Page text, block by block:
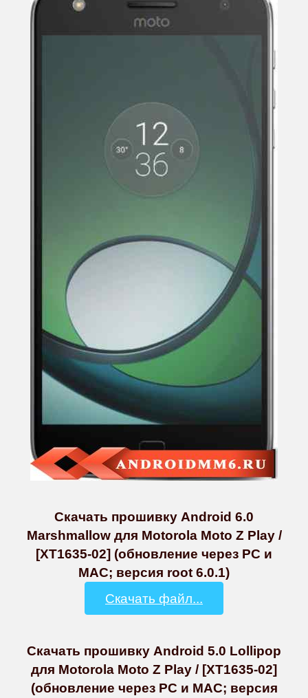
Скачать прошивку Android 6.0
Marshmallow для Motorola Moto Z Play /
[XT1635-02] (обновление через PC и
MAC; версия root 6.0.1)
Скачать файл...
Скачать прошивку Android 5.0 Lollipop
для Motorola Moto Z Play / [XT1635-02]
(обновление через PC и MAC; версия